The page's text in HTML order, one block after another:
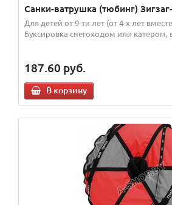
Санки-ватрушка (тюбинг)
Для детей от 9-ти лет (от 4-х лет
Буксировка снегоходом или катером,
187.60 руб.
В корзину